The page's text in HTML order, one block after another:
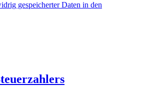
gespeicherter Daten in den